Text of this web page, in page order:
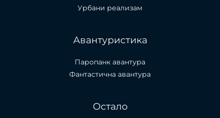
Урбани реализам
Авантуристика
Паропанк авантура
Фантастична авантура
Остало